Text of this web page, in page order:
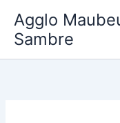
contenu
Agglo
Sambre